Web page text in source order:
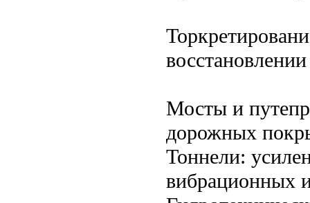
Мосты и
дорожных
Тоннели:
вибрационных